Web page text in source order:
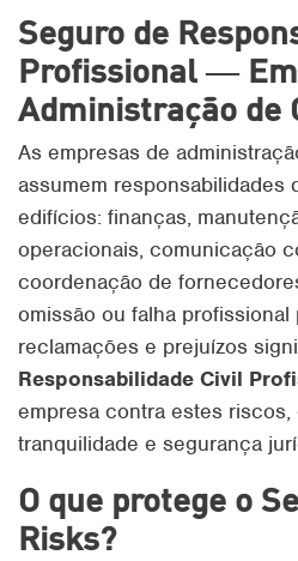
Seguro de
Profissional —
Administração de
As empresas de
assumem responsabilidades
edifícios: finanças,
operacionais, comunicação
coordenação de
omissão ou falha profissional
reclamações e prejuízos
Responsabilidade Civil
empresa contra estes riscos,
tranquilidade e segurança
O que protege o
Risks?